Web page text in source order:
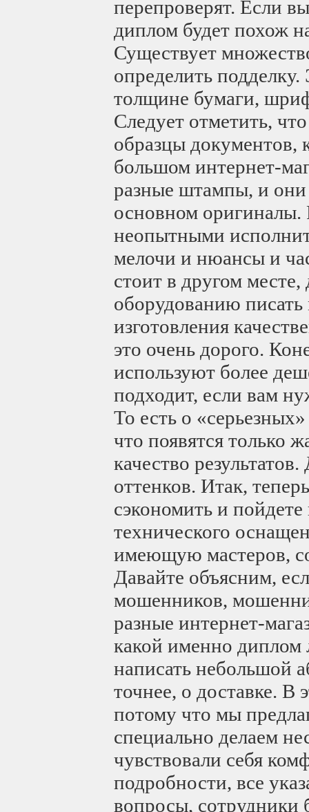
перепроверят. Если
диплом будет похож
Существует
определить
толщине бумаги,
Следует отметить,
образцы документов,
большом интернет-
разные штампы, и они
основном оригиналы.
неопытными
мелочи и нюансы и
стоит в другом
оборудованию
изготовления
это очень дорого.
используют более
подходит, если вам
То есть о
что появятся только
качество
оттенков. Итак,
сэкономить и
технического
имеющую мастеров,
Давайте объясним,
мошенников,
разные интернет-
какой именно диплом
написать небольшой
точнее, о доставке. В
потому что мы
специально делаем
чувствовали себя
подробности, все
вопросы, сотрудники